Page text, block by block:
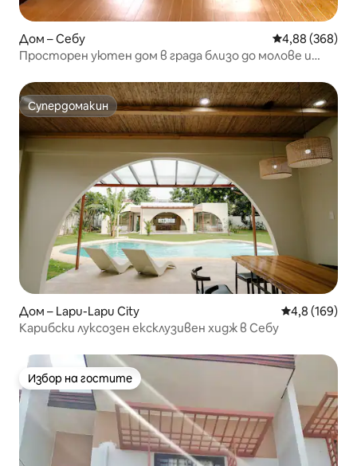
Дом – Себу Средна
4,88 (368)
Просторен уютен дом в града близо до молове и
Супердомакин
Супердомакин
Дом – Lapu-Lapu City Средна
4,8 (169)
Карибски луксозен ексклузивен хидж в Себу
Избор на гостите
Избор на гостите